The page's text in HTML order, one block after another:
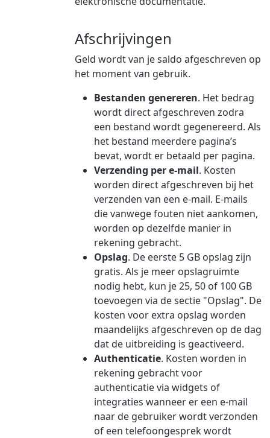
Afschrijvingen
Geld wordt van je saldo afgeschreven op
het moment van gebruik.
Bestanden genereren. Het bedrag
wordt direct afgeschreven zodra
een bestand wordt gegenereerd. Als
het bestand meerdere pagina’s
bevat, wordt er betaald per pagina.
Verzending per e-mail. Kosten
worden direct afgeschreven bij het
verzenden van een e-mail. E-mails
die vanwege fouten niet aankomen,
worden op dezelfde manier in
rekening gebracht.
Opslag. De eerste 5 GB opslag zijn
gratis. Als je meer opslagruimte
nodig hebt, kun je 25, 50 of 100 GB
toevoegen via de sectie "Opslag". De
kosten voor extra opslag worden
maandelijks afgeschreven op de dag
dat de uitbreiding is geactiveerd.
Authenticatie. Kosten worden in
rekening gebracht voor
authenticatie via widgets of
integraties wanneer er een e-mail
naar de gebruiker wordt verzonden
of een telefoongesprek wordt